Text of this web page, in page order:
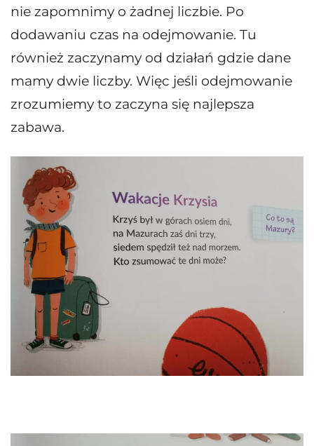
nie zapomnimy o żadnej liczbie. Po
dodawaniu czas na odejmowanie. Tu
również zaczynamy od działań gdzie dane
mamy dwie liczby. Więc jeśli odejmowanie
zrozumiemy to zaczyna się najlepsza
zabawa.